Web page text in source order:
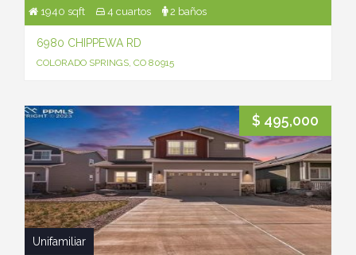
1940 sqft 4 cuartos 2 baños
6980 CHIPPEWA RD
COLORADO SPRINGS, CO 80915
$ 495,000
Unifamiliar